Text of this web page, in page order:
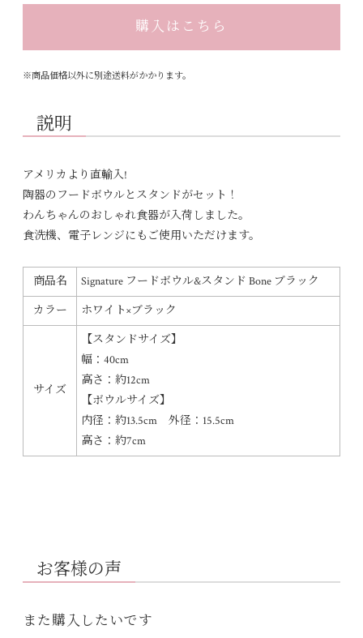
購入はこちら
※商品価格以外に別途送料がかかります。
説明
アメリカより直輸入!
陶器のフードボウルとスタンドがセット！
わんちゃんのおしゃれ食器が入荷しました。
食洗機、電子レンジにもご使用いただけます。
商品名
Signature フードボウル&スタンド Bone ブラック
カラー
ホワイト×ブラック
サイズ
【スタンドサイズ】
幅：40cm
高さ：約12cm
【ボウルサイズ】
内径：約13.5cm 外径：15.5cm
高さ：約7cm
お客様の声
また購入したいです